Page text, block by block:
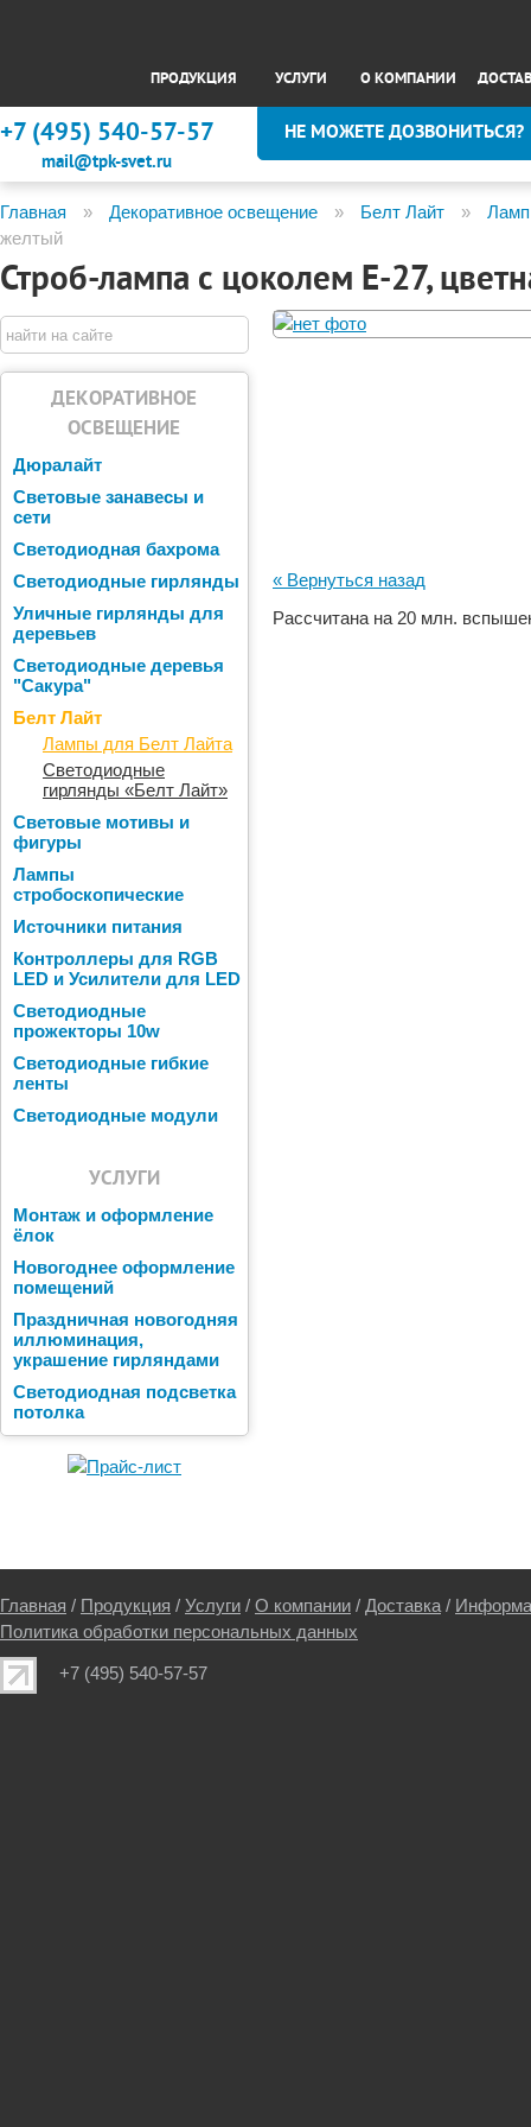
ПРОДУКЦИЯ УСЛУГИ О КОМПАНИИ
+7 (495) 540-57-57
mail@tpk-svet.ru
НЕ МОЖЕТЕ ДОЗВОНИТЬСЯ?
Главная » Декоративное освещение » Белт Лайт »
желтый
Строб-лампа с цоколем Е-27,
ДЕКОРАТИВНОЕ
ОСВЕЩЕНИЕ
Дюралайт
Световые занавесы и
сети
Светодиодная бахрома
Светодиодные гирлянды
Уличные гирлянды для
деревьев
Светодиодные деревья
"Сакура"
Белт Лайт
Лампы для Белт Лайта
Светодиодные
гирлянды «Белт Лайт»
Световые мотивы и
фигуры
Лампы
стробоскопические
Источники питания
Контроллеры для RGB
LED и Усилители для LED
Светодиодные
прожекторы 10w
Светодиодные гибкие
ленты
Светодиодные модули
УСЛУГИ
Монтаж и оформление
ёлок
Новогоднее оформление
помещений
Праздничная новогодняя
иллюминация,
украшение гирляндами
Светодиодная подсветка
потолка
« Вернуться назад
Рассчитана на 20 млн.
Главная / Продукция / Услуги / О компании / Доставка /
Политика обработки персональных данных
+7 (495) 540-57-57